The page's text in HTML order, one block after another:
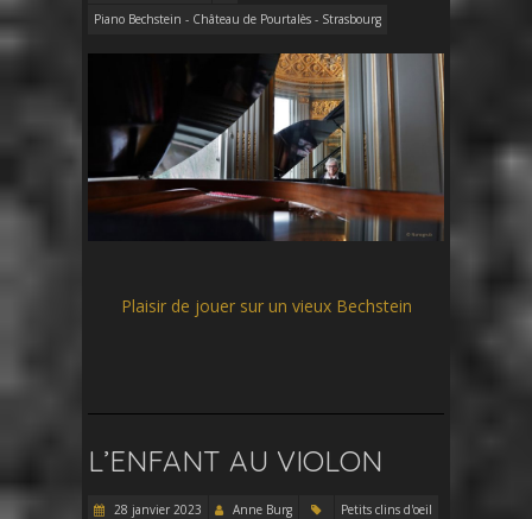
Piano Bechstein - Château de Pourtalès - Strasbourg
Plaisir de jouer sur un vieux Bechstein
L’ENFANT AU VIOLON
28 janvier 2023 Anne Burg
Petits clins d'oeil